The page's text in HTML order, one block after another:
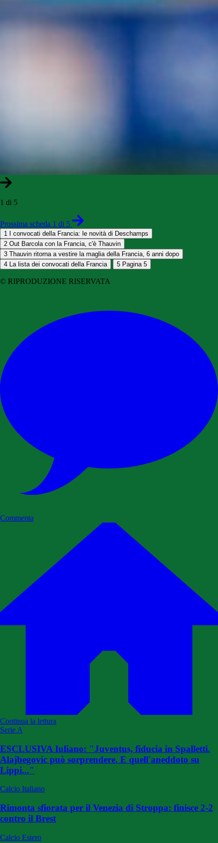
1 di 5
Prossima scheda 1 di 5
1 I convocati della Francia: le novità di Deschamps
2 Out Barcola con la Francia, c'è Thauvin
3 Thauvin ritorna a vestire la maglia della Francia, 6 anni dopo
4 La lista dei convocati della Francia 5 Pagina 5
© RIPRODUZIONE RISERVATA
Commenta
Continua la lettura
Serie A
ESCLUSIVA Iuliano: "Juventus, fiducia in Spalletti.
Alajbegovic può sorprendere. E quell'aneddoto su
Lippi..."
Calcio Italiano
Rimonta sfiorata per il Venezia di Stroppa: finisce 2-2
contro il Brest
Calcio Estero